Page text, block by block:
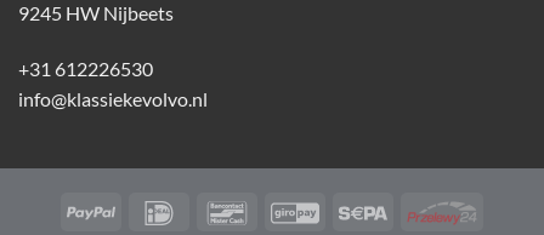
9245 HW Nijbeets
+31 612226530
info@klassiekevolvo.nl